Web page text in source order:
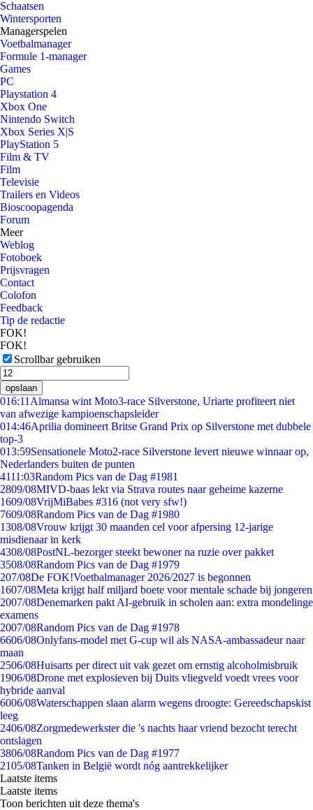
Schaatsen
Wintersporten
Managerspelen
Voetbalmanager
Formule 1-manager
Games
PC
Playstation 4
Xbox One
Nintendo Switch
Xbox Series X|S
PlayStation 5
Film & TV
Film
Televisie
Trailers en Videos
Bioscoopagenda
Forum
Meer
Weblog
Fotoboek
Prijsvragen
Contact
Colofon
Feedback
Tip de redactie
FOK!
FOK!
Scrollbar gebruiken
opslaan
016:11 Almansa wint Moto3-race Silverstone, Uriarte profiteert niet
van afwezige kampioenschapsleider
014:46Aprilia domineert Britse Grand Prix op Silverstone met dubbele
top-3
013:59Sensationele Moto2-race Silverstone levert nieuwe winnaar op,
Nederlanders buiten de punten
4111:03Random Pics van de Dag #1981
2809/08MIVD-baas lekt via Strava routes naar geheime kazerne
1609/08VrijMiBabes #316 (not very sfw!)
7609/08Random Pics van de Dag #1980
1308/08Vrouw krijgt 30 maanden cel voor afpersing 12-jarige
misdienaar in kerk
4308/08PostNL-bezorger steekt bewoner na ruzie over pakket
3508/08Random Pics van de Dag #1979
207/08De FOK!Voetbalmanager 2026/2027 is begonnen
1607/08Meta krijgt half miljard boete voor mentale schade bij jongeren
2007/08Denemarken pakt AI-gebruik in scholen aan: extra mondelinge
examens
2007/08Random Pics van de Dag #1978
6606/08Onlyfans-model met G-cup wil als NASA-ambassadeur naar
maan
2506/08Huisarts per direct uit vak gezet om ernstig alcoholmisbruik
1906/08Drone met explosieven bij Duits vliegveld voedt vrees voor
hybride aanval
6006/08Waterschappen slaan alarm wegens droogte: Gereedschapskist
leeg
2406/08Zorgmedewerkster die 's nachts haar vriend bezocht terecht
ontslagen
3806/08Random Pics van de Dag #1977
2105/08Tanken in België wordt nóg aantrekkelijker
Laatste items
Laatste items
Toon berichten uit deze thema's